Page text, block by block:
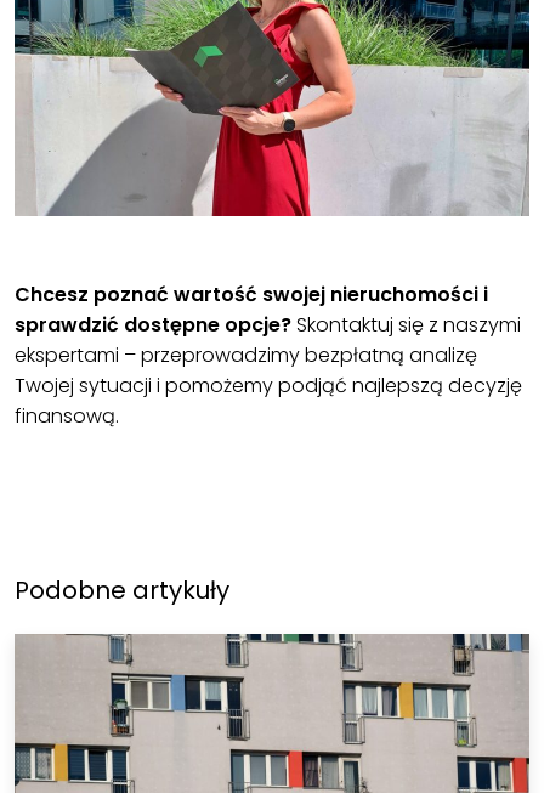
Chcesz poznać wartość swojej nieruchomości i
sprawdzić dostępne opcje?Skontaktuj się z naszymi
ekspertami – przeprowadzimy bezpłatną analizę
Twojej sytuacji i pomożemy podjąć najlepszą decyzję
finansową.
Podobne artykuły